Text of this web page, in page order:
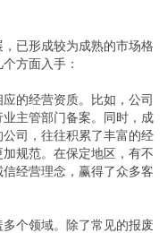
已形成较为成熟的市场格
方面入手：
的经营资质。比如，公司
主管部门备案。同时，成
司，往往积累了丰富的经
规范。在保定地区，有不
经营理念，赢得了众多客
个领域。除了常见的报废